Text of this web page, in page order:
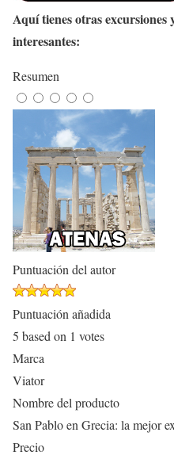
Aquí tienes otras
interesantes:
Resumen
Puntuación del autor
Puntuación añadida
5 based on 1 votes
Marca
Viator
Nombre del producto
San Pablo en Grecia: la mejor
Precio